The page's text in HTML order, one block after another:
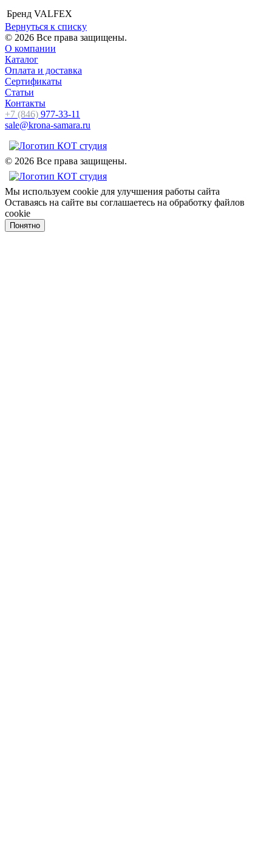
Бренд VALFEX
Вернуться к списку
© 2026 Все права защищены.
О компании
Каталог
Оплата и доставка
Сертификаты
Статьи
Контакты
+7 (846) 977-33-11
sale@krona-samara.ru
© 2026 Все права защищены.
Мы используем cookie для улучшения работы сайта
Оставаясь на сайте вы соглашаетесь на обработку файлов
cookie
Понятно